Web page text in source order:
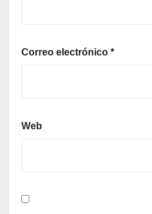
Correo electrónico *
Web